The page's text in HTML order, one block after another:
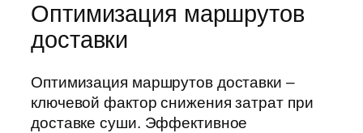
Оптимизация маршрутов
доставки
Оптимизация маршрутов доставки –
ключевой фактор снижения затрат при
доставке суши. Эффективное